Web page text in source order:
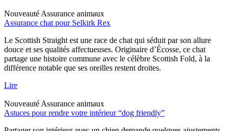
Nouveauté Assurance animaux
Assurance chat pour Selkirk Rex
Le Scottish Straight est une race de chat qui séduit par son allure
douce et ses qualités affectueuses. Originaire d’Écosse, ce chat
partage une histoire commune avec le célèbre Scottish Fold, à la
différence notable que ses oreilles restent droites.
Lire
Nouveauté Assurance animaux
Astuces pour rendre votre intérieur “dog friendly”